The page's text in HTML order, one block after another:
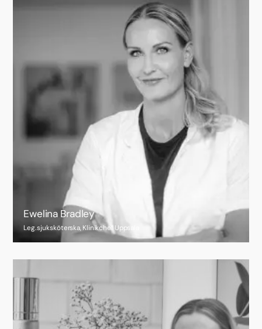
Ewelina Bradley
Leg. sjuksköterska, Klinikchef Uppsala